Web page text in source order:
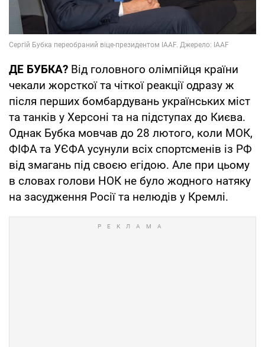
ДЕ БУБКА? Від головного олімпійця країни
чекали жорсткої та чіткої реакції одразу ж
після перших бомбардувань українських міст
та танків у Херсоні та на підступах до Києва.
Однак Бубка мовчав до 28 лютого, коли МОК,
ФІФА та УЄФА усунули всіх спортсменів із РФ
від змагань під своєю егідою. Але при цьому
в словах голови НОК не було жодного натяку
на засудження Росії та нелюдів у Кремлі.